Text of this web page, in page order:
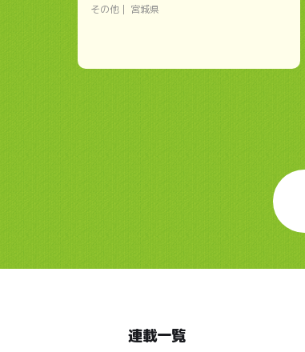
その他 宮城県
連載一覧